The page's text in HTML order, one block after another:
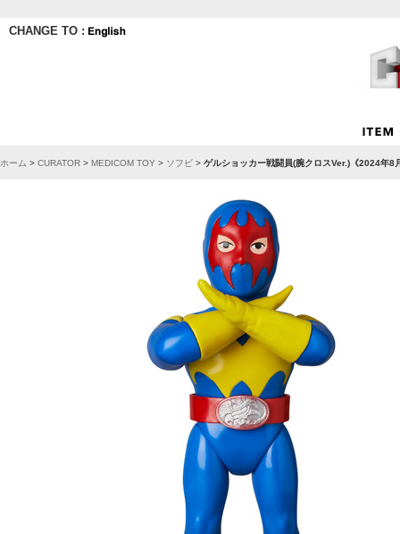
CHANGE TO :
ホーム > CURATOR > MEDICOM TOY > ソフビ > ゲルショッカー戦闘員(腕クロスVer.)《2024年8